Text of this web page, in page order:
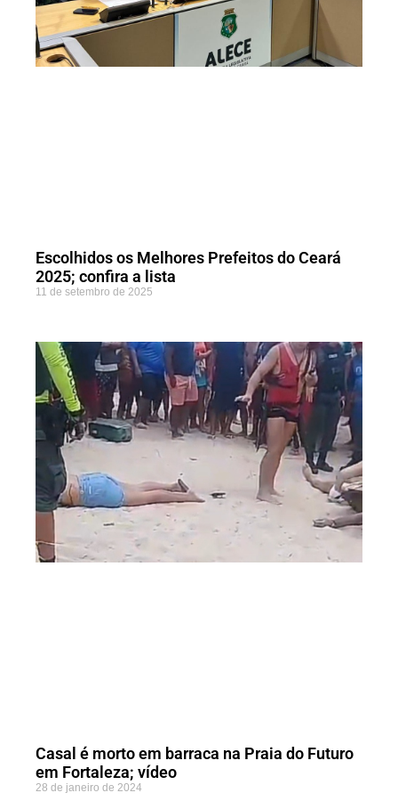
Escolhidos os Melhores Prefeitos do Ceará
2025; confira a lista
11 de setembro de 2025
Casal é morto em barraca na Praia do Futuro
em Fortaleza; vídeo
28 de janeiro de 2024